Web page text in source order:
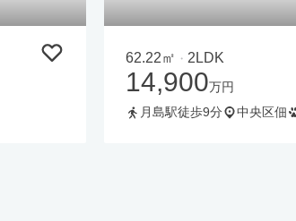
62.22㎡ ・ 2LDK
14,900万円
月島駅徒歩9分
中央区佃